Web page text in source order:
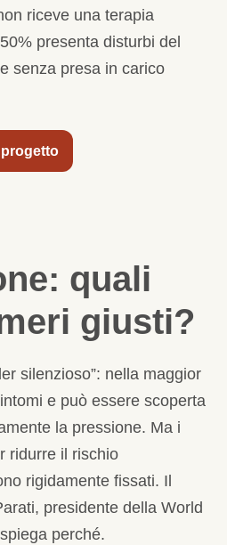
riceve una terapia
presenta disturbi del
senza presa in carico
quali
giusti?
silenzioso”: nella maggior
e può essere scoperta
la pressione. Ma i
ridurre il rischio
rigidamente fissati. Il
presidente della World
perché.